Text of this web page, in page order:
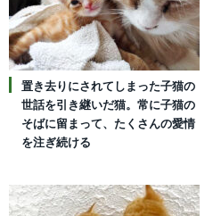
置き去りにされてしまった子猫の
世話を引き継いだ猫。常に子猫の
そばに留まって、たくさんの愛情
を注ぎ続ける